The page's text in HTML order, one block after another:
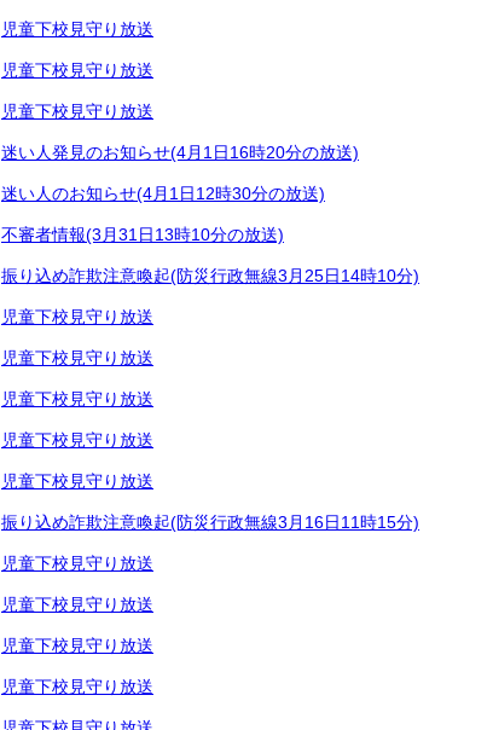
児童下校見守り放送
児童下校見守り放送
児童下校見守り放送
迷い人発見のお知らせ(4月1日16時20分の放送)
迷い人のお知らせ(4月1日12時30分の放送)
不審者情報(3月31日13時10分の放送)
振り込め詐欺注意喚起(防災行政無線3月25日14時10分)
児童下校見守り放送
児童下校見守り放送
児童下校見守り放送
児童下校見守り放送
児童下校見守り放送
振り込め詐欺注意喚起(防災行政無線3月16日11時15分)
児童下校見守り放送
児童下校見守り放送
児童下校見守り放送
児童下校見守り放送